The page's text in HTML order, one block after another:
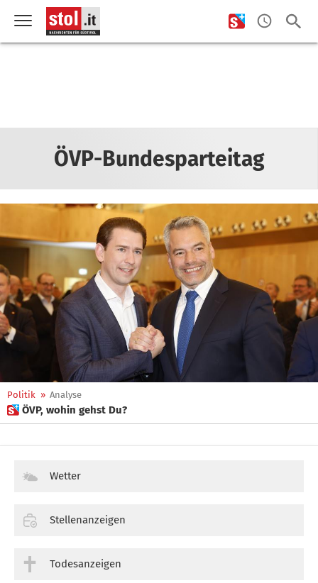
ÖVP-Bundesparteitag
Politik » Analyse
 ÖVP, wohin gehst Du?
Wetter
Stellenanzeigen
Todesanzeigen